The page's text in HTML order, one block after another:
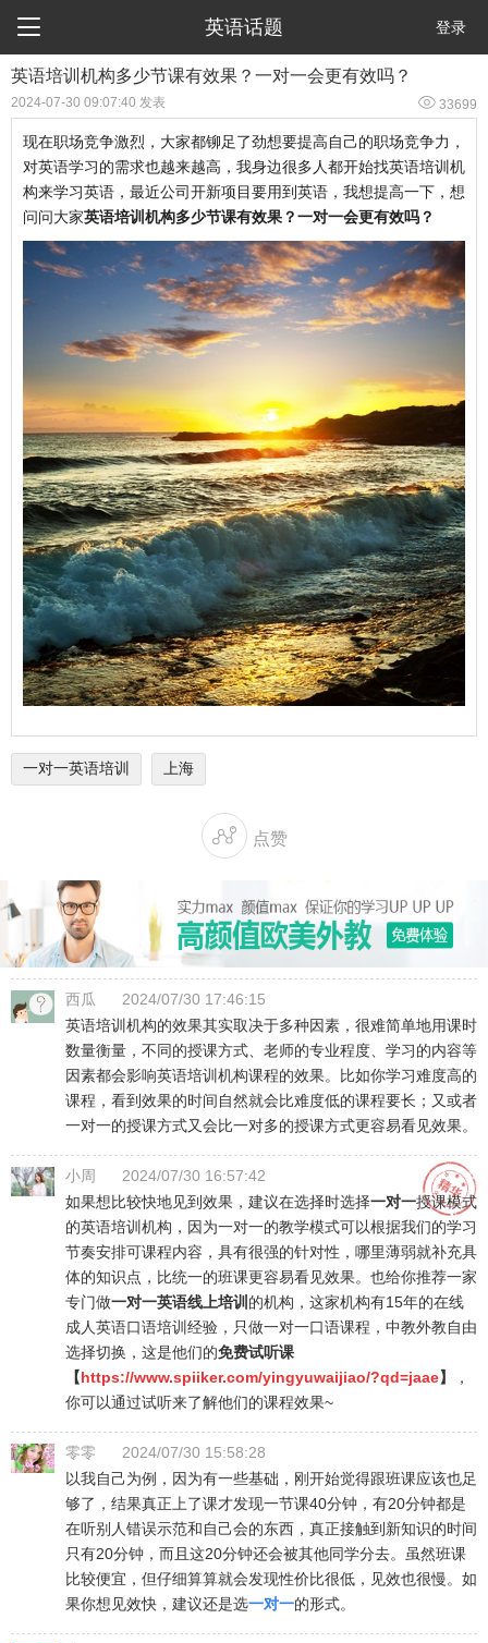
 英语话题 登录
英语培训机构多少节课有效果？一对一会更有效吗？
2024-07-30 09:07:40 发表  33699
现在职场竞争激烈，大家都铆足了劲想要提高自己的职场竞争力，
对英语学习的需求也越来越高，我身边很多人都开始找英语培训机
构来学习英语，最近公司开新项目要用到英语，我想提高一下，想
问问大家英语培训机构多少节课有效果？一对一会更有效吗？
一对一英语培训 上海
 点赞
西瓜
2024/07/30 17:46:15
英语培训机构的效果其实取决于多种因素，很难简单地用课时
数量衡量，不同的授课方式、老师的专业程度、学习的内容等
因素都会影响英语培训机构课程的效果。比如你学习难度高的
课程，看到效果的时间自然就会比难度低的课程要长；又或者
一对一的授课方式又会比一对多的授课方式更容易看见效果。
小周
2024/07/30 16:57:42
如果想比较快地见到效果，建议在选择时选择一对一授课模式
的英语培训机构，因为一对一的教学模式可以根据我们的学习
节奏安排可课程内容，具有很强的针对性，哪里薄弱就补充具
体的知识点，比统一的班课更容易看见效果。也给你推荐一家
专门做一对一英语线上培训 的机构，这家机构有15年的在线
成人英语口语培训经验，只做一对一口语课程，中教外教自由
选择切换，这是他们的免费试听课
【https://www.spiiker.com/yingyuwaijiao/?qd=jaae】
，
你可以通过试听来了解他们的课程效果~
零零
2024/07/30 15:58:28
以我自己为例，因为有一些基础，刚开始觉得跟班课应该也足
够了，结果真正上了课才发现一节课40分钟，有20分钟都是
在听别人错误示范和自己会的东西，真正接触到新知识的时间
只有20分钟，而且这20分钟还会被其他同学分去。虽然班课
比较便宜，但仔细算算就会发现性价比很低，见效也很慢。如
果你想见效快，建议还是选一对一的形式。